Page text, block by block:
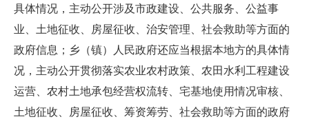
具体情况，主动公开涉及市政建设、公共服务、公益事
业、土地征收、房屋征收、治安管理、社会救助等方面的
政府信息；乡（镇）人民政府还应当根据本地方的具体情
况，主动公开贯彻落实农业农村政策、农田水利工程建设
运营、农村土地承包经营权流转、宅基地使用情况审核、
土地征收、房屋征收、筹资筹劳、社会救助等方面的政府